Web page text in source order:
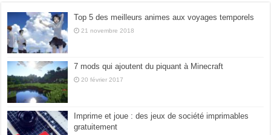
Top 5 des meilleurs animes aux voyages temporels
21 novembre 2018
7 mods qui ajoutent du piquant à Minecraft
20 février 2017
Imprime et joue : des jeux de société imprimables
gratuitement